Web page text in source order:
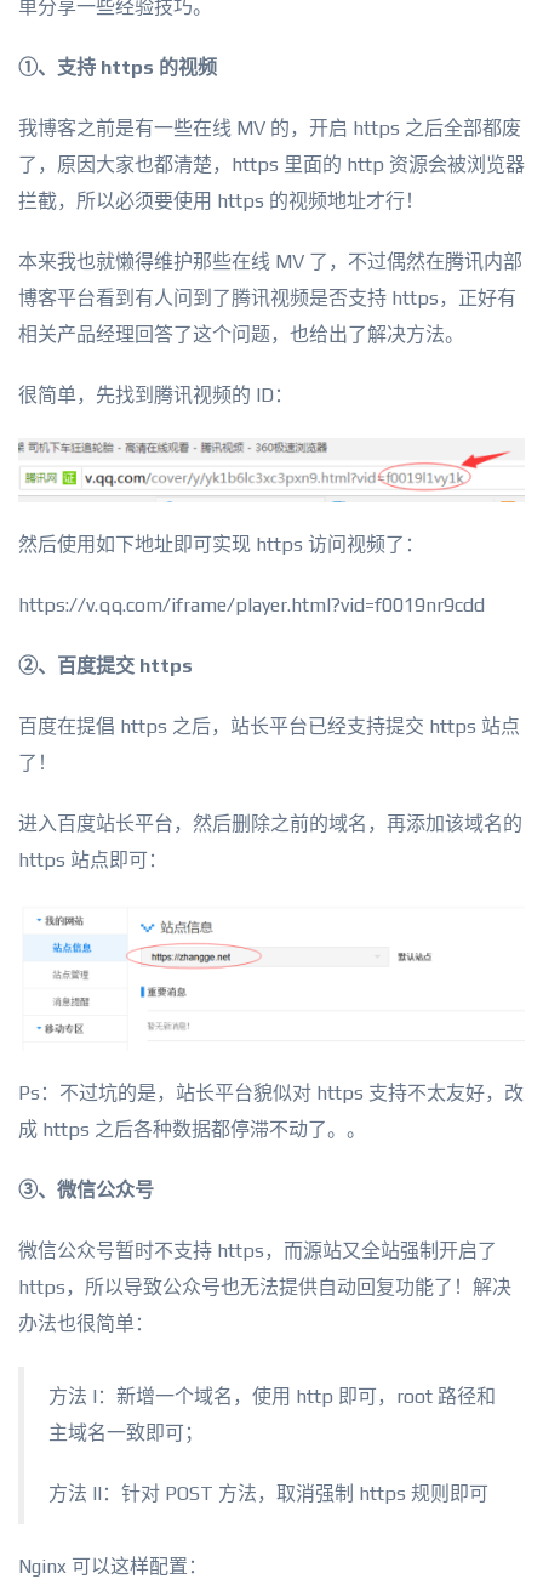
单分享一些经验技巧。
①、支持 https 的视频
我博客之前是有一些在线 MV 的，开启 https 之后全部都废
了，原因大家也都清楚，https 里面的 http 资源会被浏览器
拦截，所以必须要使用 https 的视频地址才行！
本来我也就懒得维护那些在线 MV 了，不过偶然在腾讯内部
博客平台看到有人问到了腾讯视频是否支持 https，正好有
相关产品经理回答了这个问题，也给出了解决方法。
很简单，先找到腾讯视频的 ID：
然后使用如下地址即可实现 https 访问视频了：
https://v.qq.com/iframe/player.html?vid=f0019nr9cdd
②、百度提交 https
百度在提倡 https 之后，站长平台已经支持提交 https 站点
了！
进入百度站长平台，然后删除之前的域名，再添加该域名的
https 站点即可：
Ps：不过坑的是，站长平台貌似对 https 支持不太友好，改
成 https 之后各种数据都停滞不动了。。
③、微信公众号
微信公众号暂时不支持 https，而源站又全站强制开启了
https，所以导致公众号也无法提供自动回复功能了！解决
办法也很简单：
方法 I：新增一个域名，使用 http 即可，root 路径和
主域名一致即可；
方法 II：针对 POST 方法，取消强制 https 规则即可
Nginx 可以这样配置：